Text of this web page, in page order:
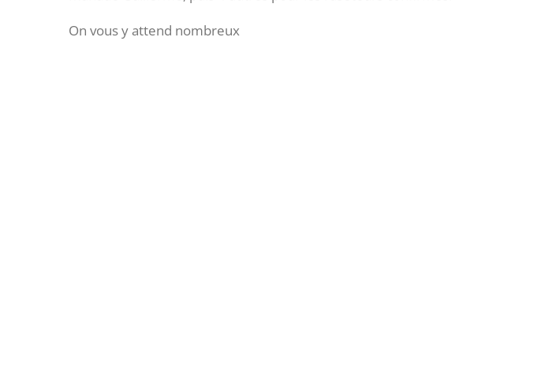
On vous y attend nombreux